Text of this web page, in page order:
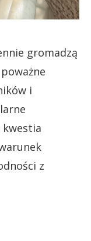
gromadzą
i
kwestia
z